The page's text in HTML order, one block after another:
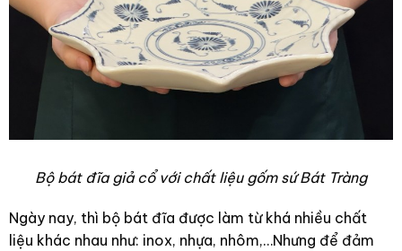
Bộ bát đĩa giả cổ với chất liệu gốm sứ Bát Tràng
Ngày nay, thì bộ bát đĩa được làm từ khá nhiều chất
liệu khác nhau như: inox, nhựa, nhôm,…Nhưng để đảm